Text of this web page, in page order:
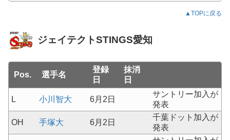
▲TOPに戻る
ジェイテクトSTINGS愛知
Pos. 選手名
登録
日
抹消
日
L 小川智大 6月2日
サントリー加入が
発表
OH 手塚大 6月2日
千葉ドット加入が
発表